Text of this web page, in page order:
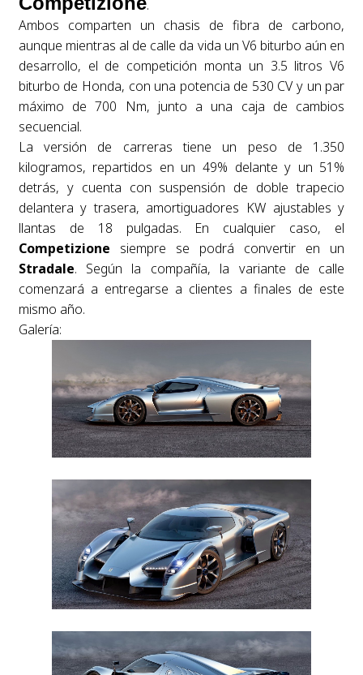
.
Ambos comparten un chasis de fibra de carbono,
aunque mientras al de calle da vida un V6 biturbo aún en
desarrollo, el de competición monta un 3.5 litros V6
biturbo de Honda, con una potencia de 530 CV y un par
máximo de 700 Nm, junto a una caja de cambios
secuencial.
La versión de carreras tiene un peso de 1.350
kilogramos, repartidos en un 49% delante y un 51%
detrás, y cuenta con suspensión de doble trapecio
delantera y trasera, amortiguadores KW ajustables y
llantas de 18 pulgadas. En cualquier caso, el
Competizione siempre se podrá convertir en un
Stradale. Según la compañía, la variante de calle
comenzará a entregarse a clientes a finales de este
mismo año.
Galería: